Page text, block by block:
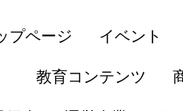
プページ イベント
教育コンテンツ